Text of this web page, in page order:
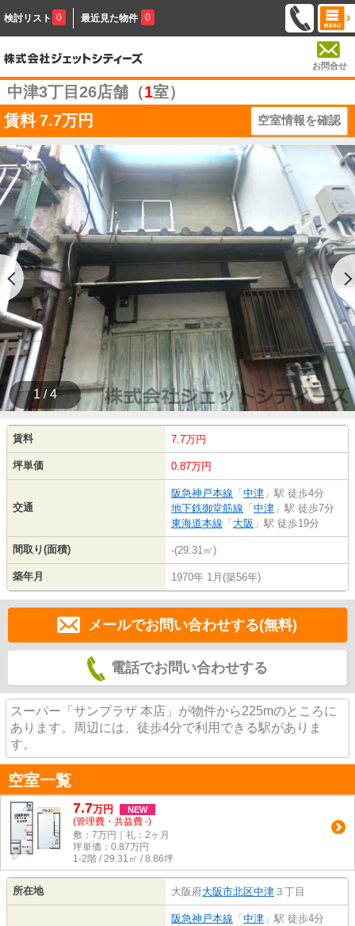
検討リスト 0 最近見た物件 0
お問合せ
中津3丁目26店舗（1室）
賃料 7.7万円 空室情報を確認
1 / 4
賃料 7.7万円
坪単価 0.87万円
交通
阪急神戸本線 「 中津 」駅 徒歩4分
地下鉄御堂筋線 「 中津 」駅 徒歩7分
東海道本線 「 大阪 」駅 徒歩19分
間取り(面積) -(29.31㎡)
築年月 1970年 1月(築56年)
メールでお問い合わせする(無料)
電話でお問い合わせする
スーパー「サンプラザ 本店」が物件から225mのところに
あります。周辺には、徒歩4分で利用できる駅がありま
す。
空室一覧
7.7万円 NEW
(管理費・共益費 -)
敷：7万円｜礼：2ヶ月
坪単価： 0.87万円
1-2階 / 29.31㎡ / 8.86坪
所在地 大阪府大阪市北区中津 ３丁目
阪急神戸本線 「 中津 」駅 徒歩4分